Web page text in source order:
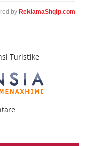
by ReklamaShqip.com
Turistike